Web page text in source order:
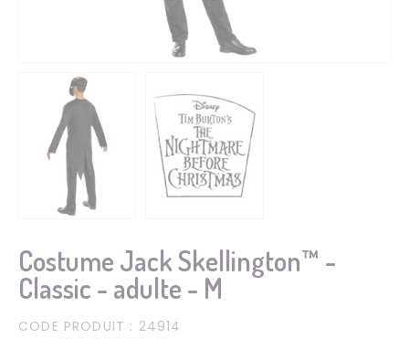
Costume Jack Skellington™ -
Classic - adulte - M
CODE PRODUIT : 24914